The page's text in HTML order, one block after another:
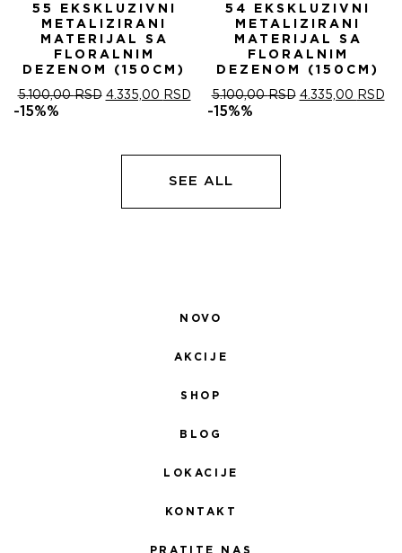
55 EKSKLUZIVNI
METALIZIRANI
MATERIJAL SA
FLORALNIM
DEZENOM (150CM)
5.100,00RSD ОРИГИНАЛНА
5.100,00 RSD.
4.335,00 RSDТРЕНУТНА
ЦЕНА
-15%%
54 EKSKLUZIVNI
METALIZIRANI
MATERIJAL SA
FLORALNIM
DEZENOM (150CM)
5.100,00RSD ОРИГИНАЛНА
4.335,00 RSD
-15%%
SEE ALL
NOVO
AKCIJE
SHOP
BLOG
LOKACIJE
KONTAKT
PRATITE NAS